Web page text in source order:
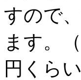
すので
ます。
円くら